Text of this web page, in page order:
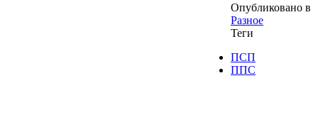
Опубликовано в
Разное
Теги
ПСП
ППС